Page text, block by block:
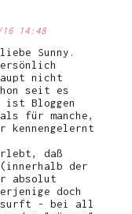
14:48
Sunny.
nicht
seit es
ist Bloggen
für manche,
daß
(innerhalb der
absolut
doch
- bei all